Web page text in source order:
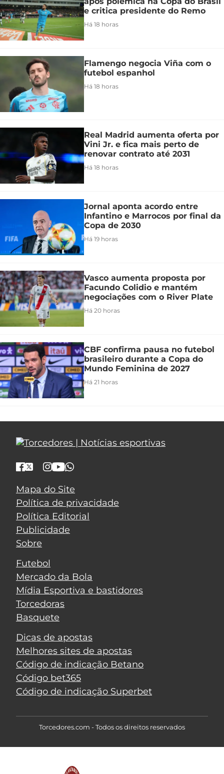
e critica presidente do Remo
Há 18 horas
Flamengo negocia Viña com o
futebol espanhol
Há 18 horas
Real Madrid aumenta oferta por
Vini Jr. e fica mais perto de
renovar contrato até 2031
Há 18 horas
Jornal aponta acordo entre
Infantino e Marrocos por final da
Copa de 2030
Há 19 horas
Vasco aumenta proposta por
Facundo Colidio e mantém
negociações com o River Plate
Há 20 horas
CBF confirma pausa no futebol
brasileiro durante a Copa do
Mundo Feminina de 2027
Há 21 horas
Mapa do Site
Política de privacidade
Política Editorial
Publicidade
Sobre
Futebol
Mercado da Bola
Mídia Esportiva e bastidores
Torcedoras
Basquete
Dicas de apostas
Melhores sites de apostas
Código de indicação Betano
Código bet365
Código de indicação Superbet
Torcedores.com - Todos os direitos reservados